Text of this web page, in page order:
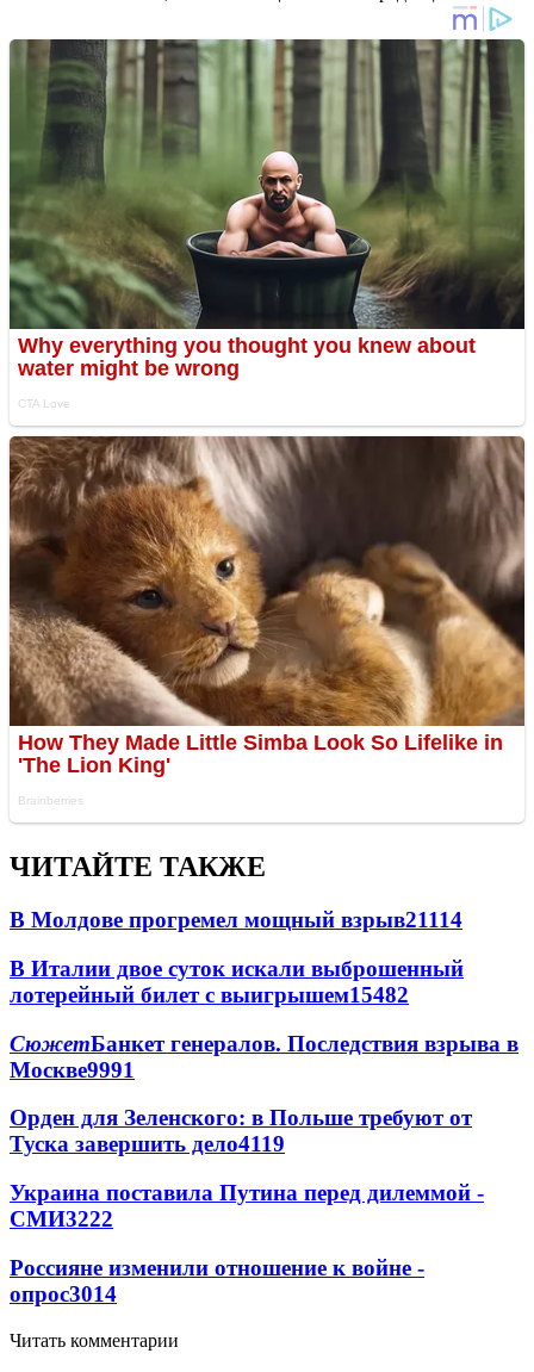
ЧИТАЙТЕ ТАКЖЕ
В Молдове прогремел мощный взрыв21114
В Италии двое суток искали выброшенный
лотерейный билет с выигрышем15482
СюжетБанкет генералов. Последствия взрыва в
Москве9991
Орден для Зеленского: в Польше требуют от
Туска завершить дело4119
Украина поставила Путина перед дилеммой -
СМИ3222
Россияне изменили отношение к войне -
опрос3014
Читать комментарии